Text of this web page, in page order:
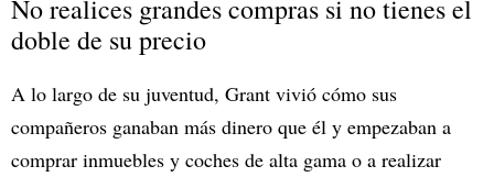
No realices grandes compras si no tienes el
doble de su precio
A lo largo de su juventud, Grant vivió cómo sus
compañeros ganaban más dinero que él y empezaban a
comprar inmuebles y coches de alta gama o a realizar